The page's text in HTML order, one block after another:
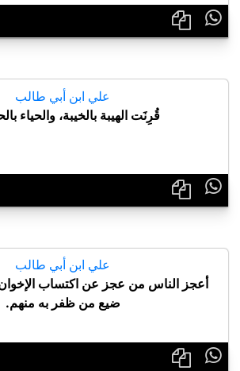

علي ابن أبي طالب
قُرِنَت الهيبة بالخيبة، والحياء

علي ابن أبي طالب
أعجز الناس من عجز عن اكتساب
ضيع من ظفر به منهم.
